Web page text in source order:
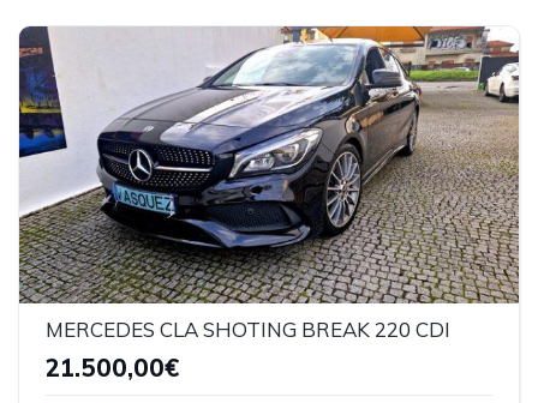
MERCEDES CLA SHOTING BREAK 220 CDI
21.500,00€